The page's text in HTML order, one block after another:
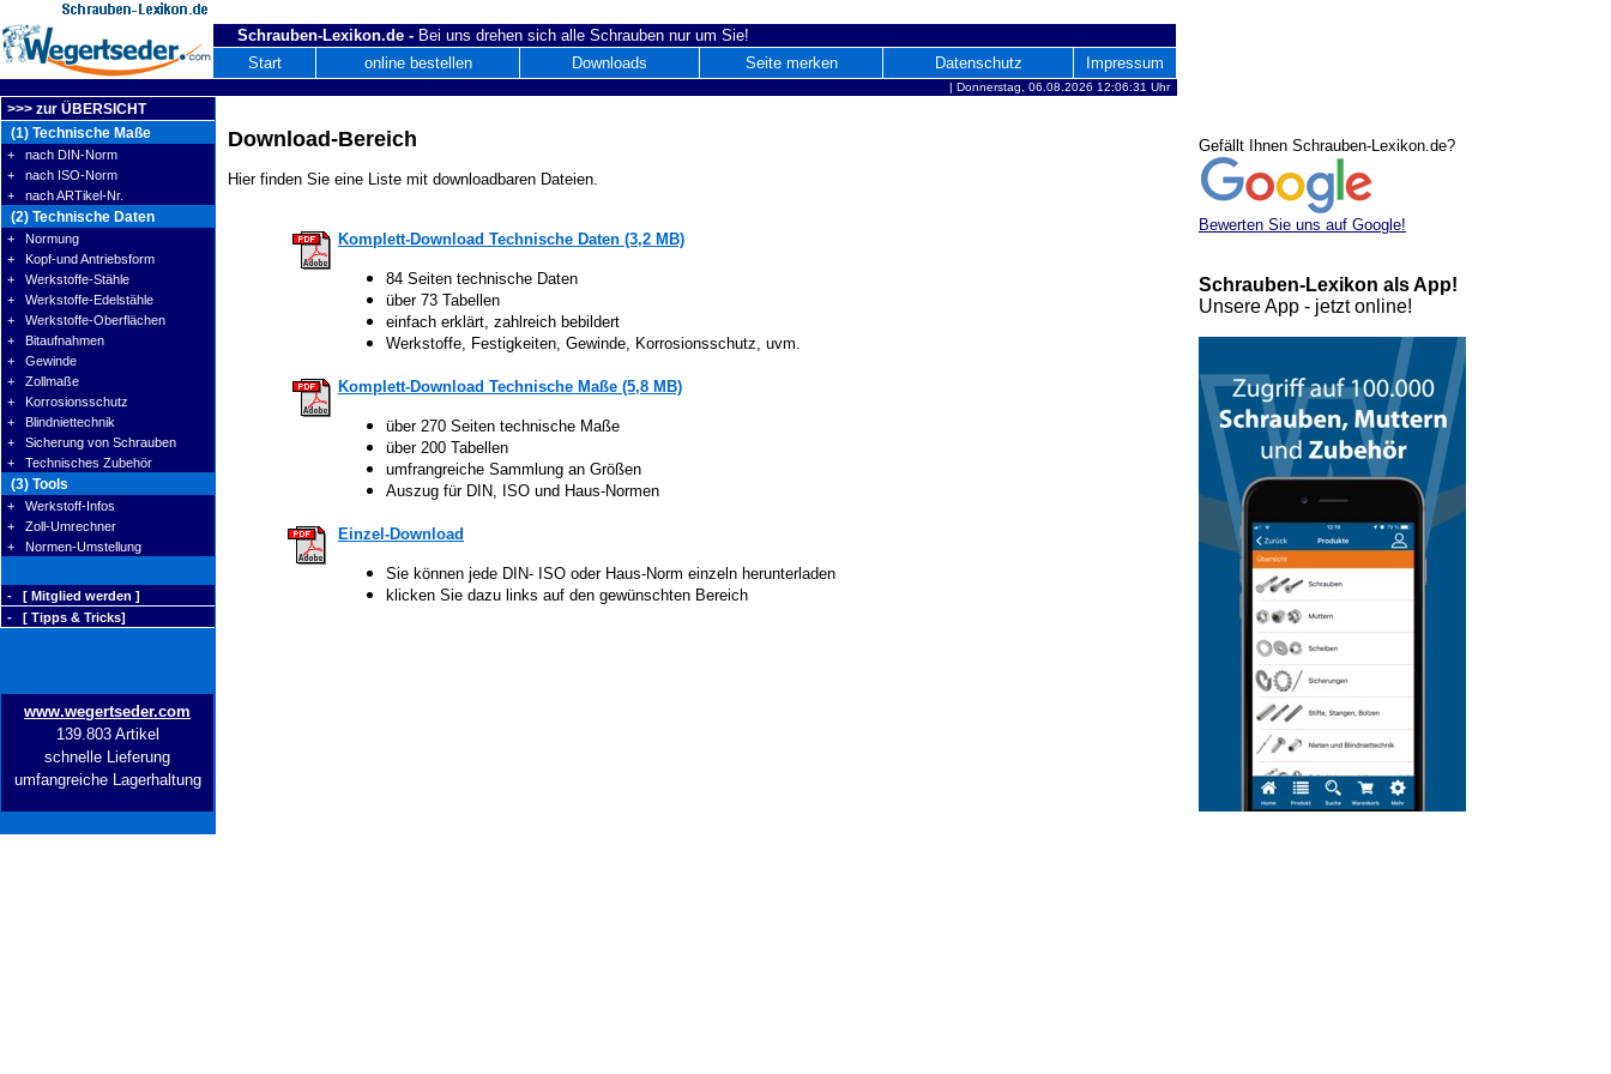
Schrauben-Lexikon.de - Bei uns drehen sich alle Schrauben nur um Sie!
Start
online bestellen Downloads Seite merken Datenschutz Impressum
| Donnerstag, 06.08.2026 12:06:31 Uhr
>>> zur ÜBERSICHT
(1) Technische Maße
+ nach DIN-Norm
+ nach ISO-Norm
+ nach ARTikel-Nr.
(2) Technische Daten
+ Normung
+ Kopf-und Antriebsform
+ Werkstoffe-Stähle
+ Werkstoffe-Edelstähle
+ Werkstoffe-Oberflächen
+ Bitaufnahmen
+ Gewinde
+ Zollmaße
+ Korrosionsschutz
+ Blindniettechnik
+ Sicherung von Schrauben
+ Technisches Zubehör
(3) Tools
+ Werkstoff-Infos
+ Zoll-Umrechner
+ Normen-Umstellung
- [ Mitglied werden ]
- [ Tipps & Tricks]
www.wegertseder.com
139.803 Artikel
schnelle Lieferung
umfangreiche Lagerhaltung
Download-Bereich
Hier finden Sie eine Liste mit downloadbaren Dateien.
Komplett-Download Technische Daten (3,2 MB)
84 Seiten technische Daten
über 73 Tabellen
einfach erklärt, zahlreich bebildert
Werkstoffe, Festigkeiten, Gewinde, Korrosionsschutz, uvm.
Komplett-Download Technische Maße (5,8 MB)
über 270 Seiten technische Maße
über 200 Tabellen
umfrangreiche Sammlung an Größen
Auszug für DIN, ISO und Haus-Normen
Einzel-Download
Sie können jede DIN- ISO oder Haus-Norm einzeln herunterladen
klicken Sie dazu links auf den gewünschten Bereich
Gefällt Ihnen Schrauben-Lexikon.de?
Bewerten Sie uns auf Google!
Schrauben-Lexikon als App!
Unsere App - jetzt online!